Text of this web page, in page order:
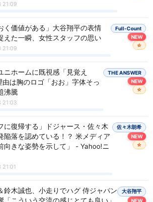
21:09
く価値がある」大谷翔平の表情
えた一瞬、女性スタッフの思い
21:09
Full-Count
NEW
☆
ニホームに既視感「見覚え
は胸のロゴ「おお」字体そっ
沸騰
21:03
THE ANSWER
NEW
☆
に復帰する」ドジャース・佐々木
陥落を認めている！？ 米メディア
向きな姿勢を示して」 - Yahoo!ニ
佐々木朗希
NEW
☆
鈴木誠也、小走りでハグ 侍ジャパン
大谷翔平
NEW